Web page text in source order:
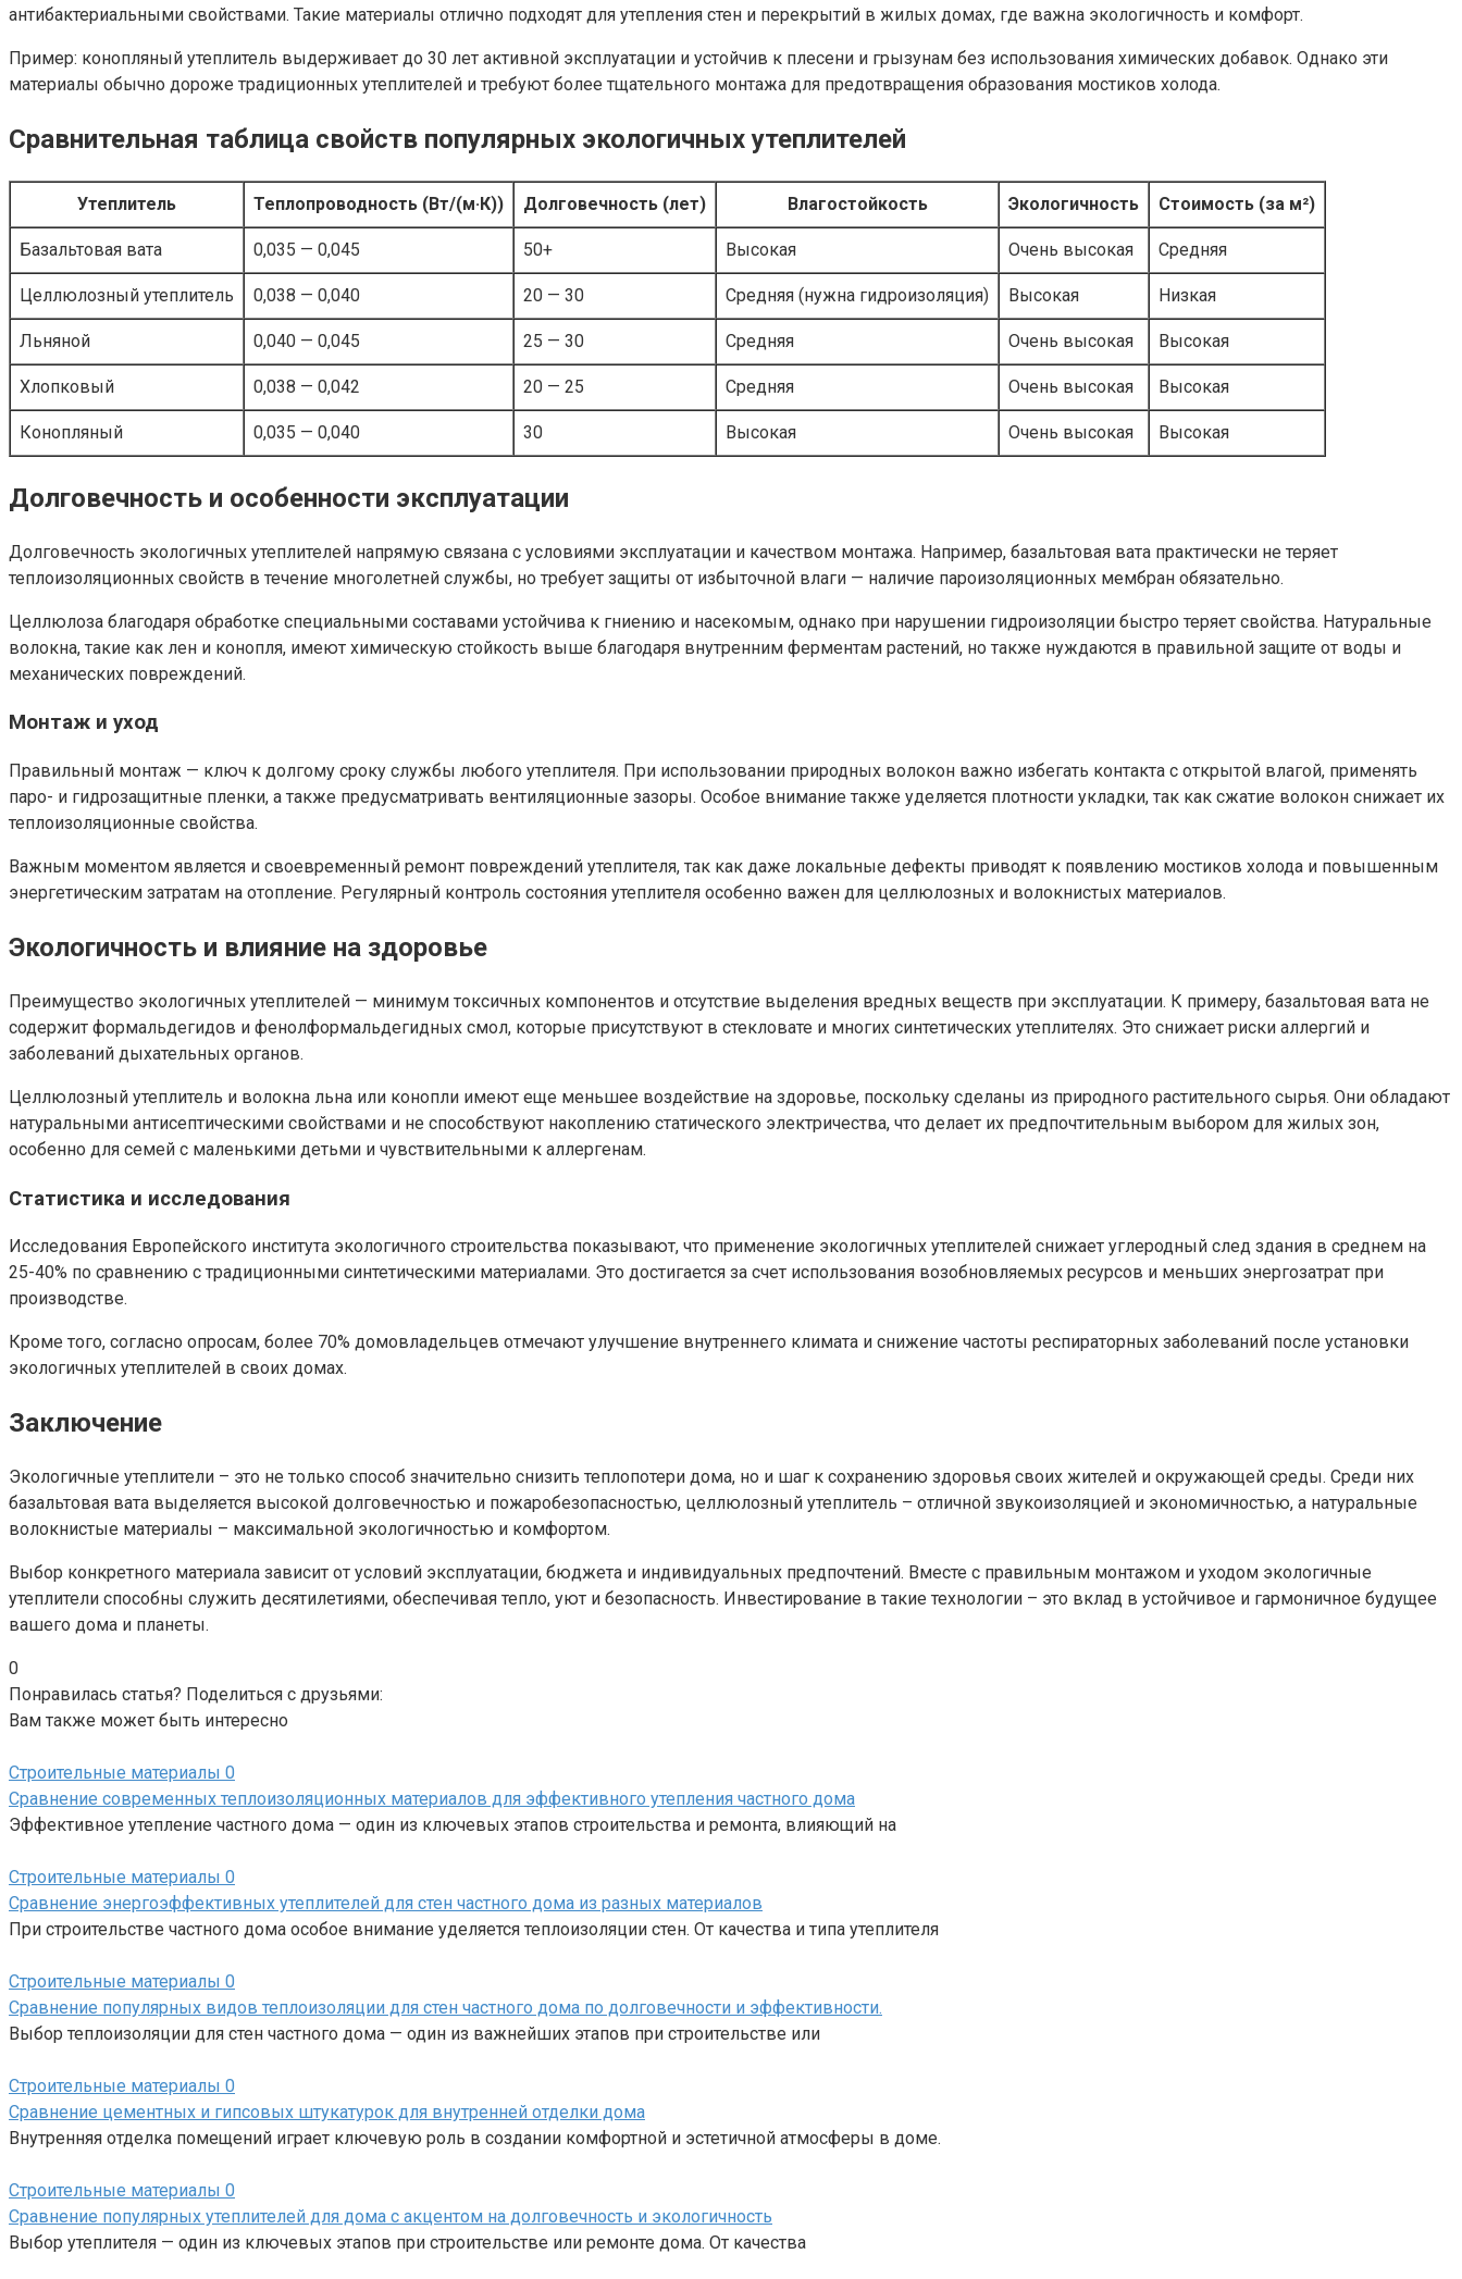
антибактериальными свойствами. Такие материалы отлично подходят для утепления стен и перекрытий в жилых домах, где важна экологичность и комфорт.
Пример: конопляный утеплитель выдерживает до 30 лет активной эксплуатации и устойчив к плесени и грызунам без использования химических добавок. Однако эти
материалы обычно дороже традиционных утеплителей и требуют более тщательного монтажа для предотвращения образования мостиков холода.
Сравнительная таблица свойств популярных экологичных утеплителей
Утеплитель Теплопроводность (Вт/(м·К)) Долговечность (лет) Влагостойкость Экологичность Стоимость (за м²)
Базальтовая вата 0,035 — 0,045 50+ Высокая Очень высокая Средняя
Целлюлозный утеплитель 0,038 — 0,040 20 — 30 Средняя (нужна гидроизоляция) Высокая Низкая
Льняной 0,040 — 0,045 25 — 30 Средняя Очень высокая Высокая
Хлопковый 0,038 — 0,042 20 — 25 Средняя Очень высокая Высокая
Конопляный 0,035 — 0,040 30 Высокая Очень высокая Высокая
Долговечность и особенности эксплуатации
Долговечность экологичных утеплителей напрямую связана с условиями эксплуатации и качеством монтажа. Например, базальтовая вата практически не теряет
теплоизоляционных свойств в течение многолетней службы, но требует защиты от избыточной влаги — наличие пароизоляционных мембран обязательно.
Целлюлоза благодаря обработке специальными составами устойчива к гниению и насекомым, однако при нарушении гидроизоляции быстро теряет свойства. Натуральные
волокна, такие как лен и конопля, имеют химическую стойкость выше благодаря внутренним ферментам растений, но также нуждаются в правильной защите от воды и
механических повреждений.
Монтаж и уход
Правильный монтаж — ключ к долгому сроку службы любого утеплителя. При использовании природных волокон важно избегать контакта с открытой влагой, применять
паро- и гидрозащитные пленки, а также предусматривать вентиляционные зазоры. Особое внимание также уделяется плотности укладки, так как сжатие волокон снижает их
теплоизоляционные свойства.
Важным моментом является и своевременный ремонт повреждений утеплителя, так как даже локальные дефекты приводят к появлению мостиков холода и повышенным
энергетическим затратам на отопление. Регулярный контроль состояния утеплителя особенно важен для целлюлозных и волокнистых материалов.
Экологичность и влияние на здоровье
Преимущество экологичных утеплителей — минимум токсичных компонентов и отсутствие выделения вредных веществ при эксплуатации. К примеру, базальтовая вата не
содержит формальдегидов и фенолформальдегидных смол, которые присутствуют в стекловате и многих синтетических утеплителях. Это снижает риски аллергий и
заболеваний дыхательных органов.
Целлюлозный утеплитель и волокна льна или конопли имеют еще меньшее воздействие на здоровье, поскольку сделаны из природного растительного сырья. Они обладают
натуральными антисептическими свойствами и не способствуют накоплению статического электричества, что делает их предпочтительным выбором для жилых зон,
особенно для семей с маленькими детьми и чувствительными к аллергенам.
Статистика и исследования
Исследования Европейского института экологичного строительства показывают, что применение экологичных утеплителей снижает углеродный след здания в среднем на
25-40% по сравнению с традиционными синтетическими материалами. Это достигается за счет использования возобновляемых ресурсов и меньших энергозатрат при
производстве.
Кроме того, согласно опросам, более 70% домовладельцев отмечают улучшение внутреннего климата и снижение частоты респираторных заболеваний после установки
экологичных утеплителей в своих домах.
Заключение
Экологичные утеплители – это не только способ значительно снизить теплопотери дома, но и шаг к сохранению здоровья своих жителей и окружающей среды. Среди них
базальтовая вата выделяется высокой долговечностью и пожаробезопасностью, целлюлозный утеплитель – отличной звукоизоляцией и экономичностью, а натуральные
волокнистые материалы – максимальной экологичностью и комфортом.
Выбор конкретного материала зависит от условий эксплуатации, бюджета и индивидуальных предпочтений. Вместе с правильным монтажом и уходом экологичные
утеплители способны служить десятилетиями, обеспечивая тепло, уют и безопасность. Инвестирование в такие технологии – это вклад в устойчивое и гармоничное будущее
вашего дома и планеты.
0
Понравилась статья? Поделиться с друзьями:
Вам также может быть интересно
Строительные материалы 0
Сравнение современных теплоизоляционных материалов для эффективного утепления частного дома
Эффективное утепление частного дома — один из ключевых этапов строительства и ремонта, влияющий на
Строительные материалы 0
Сравнение энергоэффективных утеплителей для стен частного дома из разных материалов
При строительстве частного дома особое внимание уделяется теплоизоляции стен. От качества и типа утеплителя
Строительные материалы 0
Сравнение популярных видов теплоизоляции для стен частного дома по долговечности и эффективности.
Выбор теплоизоляции для стен частного дома — один из важнейших этапов при строительстве или
Строительные материалы 0
Сравнение цементных и гипсовых штукатурок для внутренней отделки дома
Внутренняя отделка помещений играет ключевую роль в создании комфортной и эстетичной атмосферы в доме.
Строительные материалы 0
Сравнение популярных утеплителей для дома с акцентом на долговечность и экологичность
Выбор утеплителя — один из ключевых этапов при строительстве или ремонте дома. От качества